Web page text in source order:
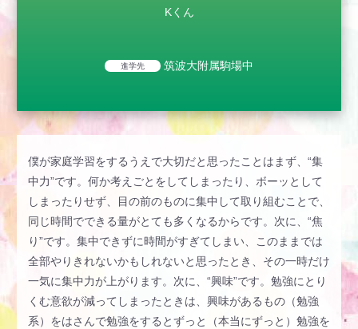
Kくん
進学先 筑波大附属駒場中
僕が家庭学習をするうえで大切だと思ったことはまず、“集
中力”です。何か考えごとをしてしまったり、ボーッとして
しまったりせず、目の前のものに集中して取り組むことで、
同じ時間でできる量がとても多くなるからです。次に、“焦
り”です。集中できずに時間がすぎてしまい、このままでは
全部やりきれないかもしれないと思ったとき、その一時だけ
一気に集中力が上がります。次に、“興味”です。勉強にとり
くむ意欲が減ってしまったときは、興味があるもの（勉強
系）をはさんで勉強をするとずっと（本当にずっと）勉強を